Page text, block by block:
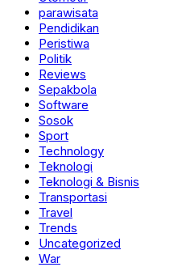
parawisata
Pendidikan
Peristiwa
Politik
Reviews
Sepakbola
Software
Sosok
Sport
Technology
Teknologi
Teknologi & Bisnis
Transportasi
Travel
Trends
Uncategorized
War